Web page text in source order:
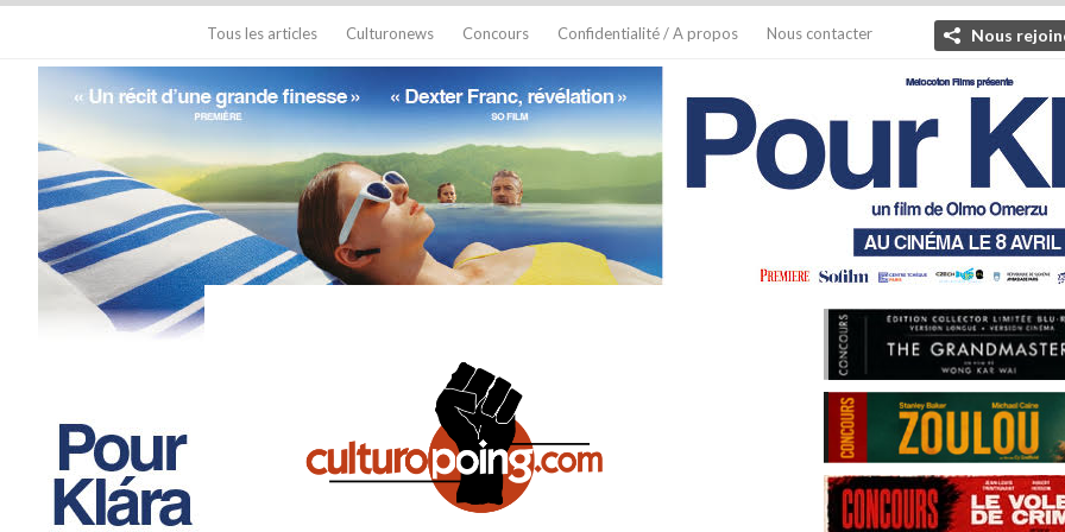
Tous les articles Culturonews Concours Confidentialité / A propos Nous contacter Nous